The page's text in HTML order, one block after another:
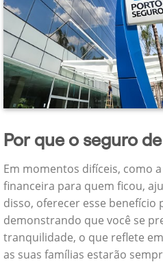
Por que o seguro
Em momentos difíceis, como
financeira para quem ficou,
disso, oferecer esse
demonstrando que você se
tranquilidade, o que reflete
as suas famílias estarão